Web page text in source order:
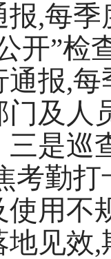
,每
开”检
报,
及人
是巡
考勤
用不
见效